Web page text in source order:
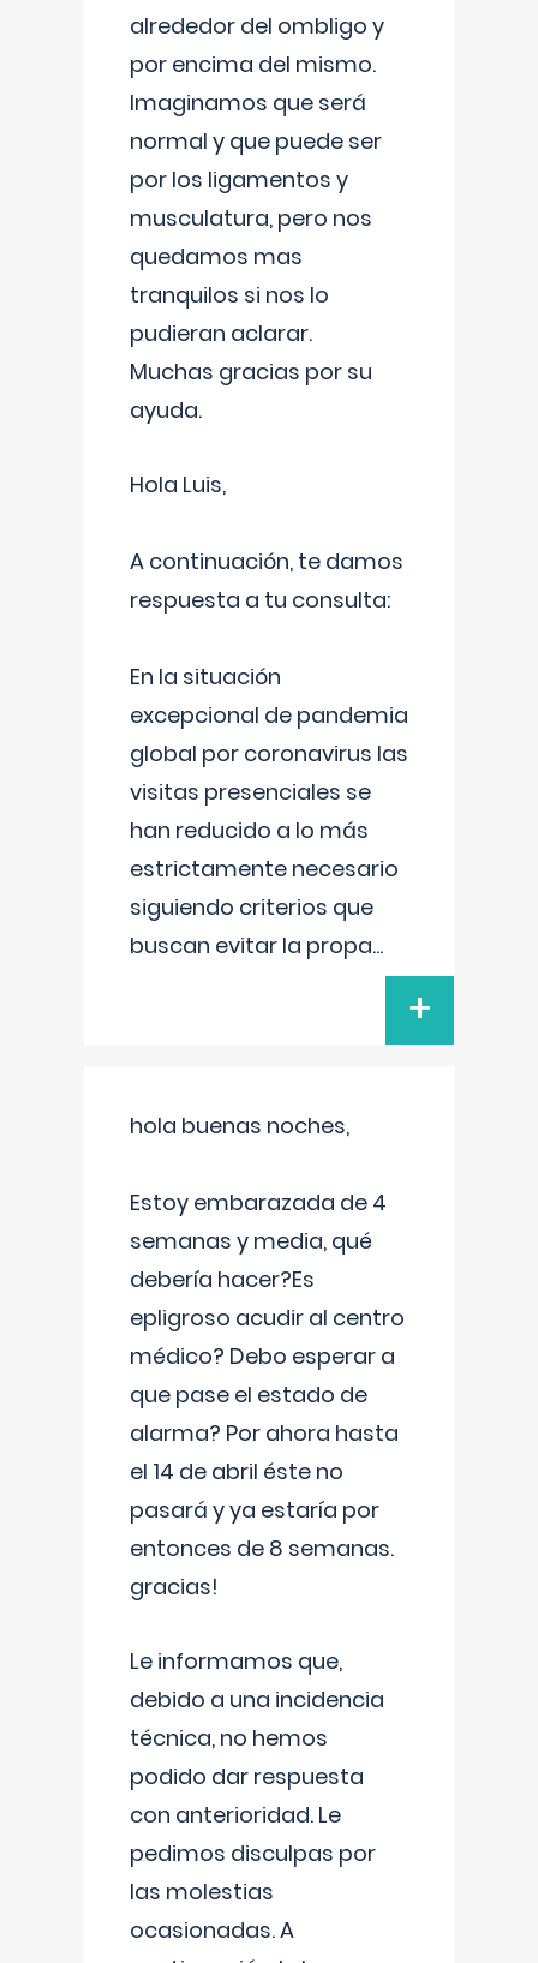
alrededor del ombligo y
por encima del mismo.
Imaginamos que será
normal y que puede ser
por los ligamentos y
musculatura, pero nos
quedamos mas
tranquilos si nos lo
pudieran aclarar.
Muchas gracias por su
ayuda.
Hola Luis,
A continuación, te damos
respuesta a tu consulta:
En la situación
excepcional de pandemia
global por coronavirus las
visitas presenciales se
han reducido a lo más
estrictamente necesario
siguiendo criterios que
buscan evitar la propa...
+
hola buenas noches,
Estoy embarazada de 4
semanas y media, qué
debería hacer?Es
epligroso acudir al centro
médico? Debo esperar a
que pase el estado de
alarma? Por ahora hasta
el 14 de abril éste no
pasará y ya estaría por
entonces de 8 semanas.
gracias!
Le informamos que,
debido a una incidencia
técnica, no hemos
podido dar respuesta
con anterioridad. Le
pedimos disculpas por
las molestias
ocasionadas. A